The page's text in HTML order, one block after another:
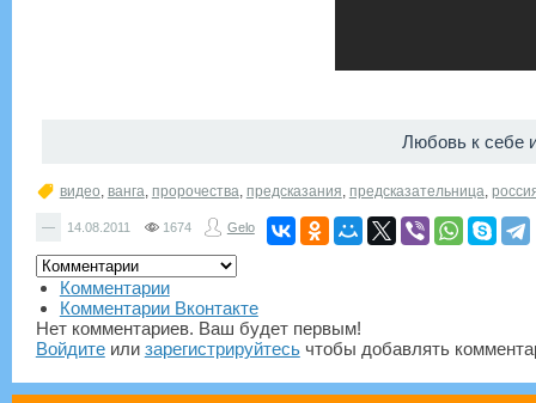
Любовь к себе
видео, ванга, пророчества, предсказания, предсказательница,
— 14.08.2011 1674 Gelo
Комментарии
Комментарии Вконтакте
Нет комментариев. Ваш будет первым!
Войдитеили зарегистрируйтесьчтобы добавлять